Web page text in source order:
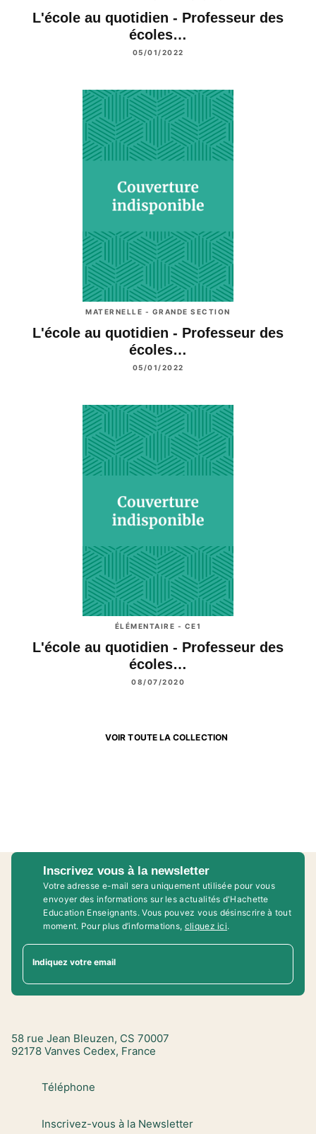
L'école au quotidien - Professeur des
écoles…
05/01/2022
MATERNELLE - GRANDE SECTION
L'école au quotidien - Professeur des
écoles…
05/01/2022
ÉLÉMENTAIRE - CE1
L'école au quotidien - Professeur des
écoles…
08/07/2020
VOIR TOUTE LA COLLECTION
Inscrivez vous à la newsletter
Votre adresse e-mail sera uniquement utilisée pour vous
envoyer des informations sur les actualités d'Hachette
Education Enseignants. Vous pouvez vous désinscrire à tout
moment. Pour plus d’informations, cliquez ici.
Indiquez votre email
58 rue Jean Bleuzen, CS 70007
92178 Vanves Cedex, France
Téléphone
Inscrivez-vous à la Newsletter